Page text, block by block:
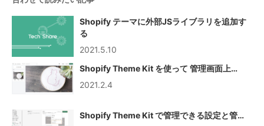
Shopify テーマに外部JSライブラリを追加す
る
2021.5.10
Shopify Theme Kit を使って 管理画面上…
2021.2.4
Shopify Theme Kit で管理できる設定と管…